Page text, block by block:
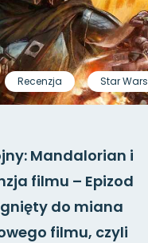
Recenzja Star Wars
Mandalorian i
filmu – Epizod
do miana
filmu, czyli